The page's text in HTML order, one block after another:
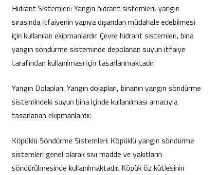
Hidrant Sistemleri: Yangın hidrant sistemleri, yangın
sırasında itfaiyenin yapıya dışarıdan müdahale edebilmesi
için kullanılan ekipmanlardır. Çevre hidrant sistemleri, bina
yangın söndürme sisteminde depolanan suyun itfaiye
tarafından kullanılması için tasarlanmaktadır.
Yangın Dolapları: Yangın dolapları, binanın yangın söndürme
sistemindeki suyun bina içinde kullanılması amacıyla
tasarlanan ekipmanlardır.
Köpüklü Söndürme Sistemleri: Köpüklü yangın söndürme
sistemleri genel olarak sıvı madde ve yakıtların
söndürülmesinde kullanılmaktadır. Köpük öz kütlesinin